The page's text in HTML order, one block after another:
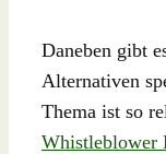
Daneben gibt
Alternativen
Thema ist so
Whistleblower